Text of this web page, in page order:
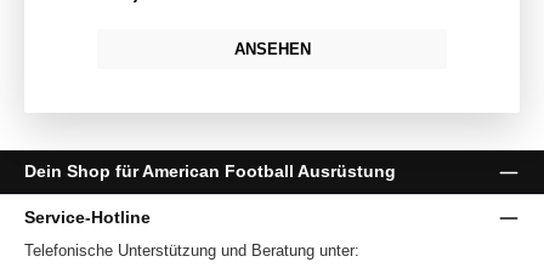
ANSEHEN
Dein Shop für American Football Ausrüstung
Service-Hotline
Telefonische Unterstützung und Beratung unter: